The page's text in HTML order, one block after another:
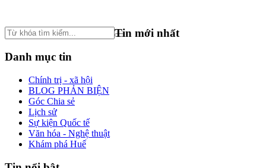
Tin mới nhất
Danh mục tin
Chính trị - xã hội
BLOG PHẢN BIỆN
Góc Chia sẻ
Lịch sử
Sự kiện Quốc tế
Văn hóa - Nghệ thuật
Khám phá Huế